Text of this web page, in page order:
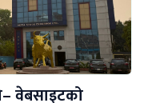
वेबसाइटको